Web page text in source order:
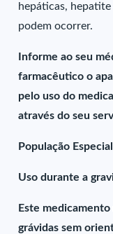
hepáticas,
podem ocorrer.
Informe ao seu
farmacêutico o
pelo uso do
através do seu
População
Uso durante a
Este
grávidas sem